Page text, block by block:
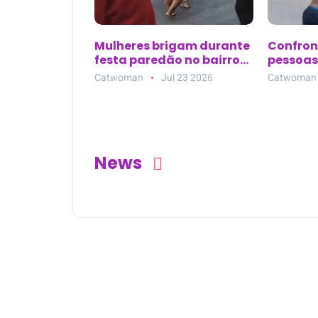
Mulheres brigam durante
festa paredão no bairro
São Marcos, em Salvador
Catwoman Jul 23 2026 Catwoman
News